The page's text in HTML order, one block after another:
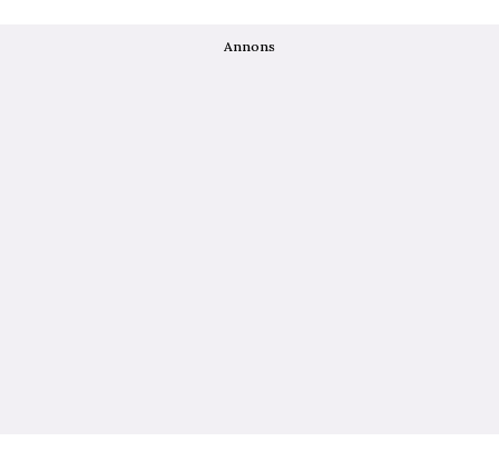
Annons